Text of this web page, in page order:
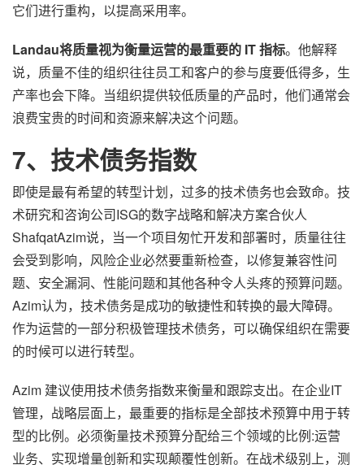
它们进行重构，以提高采用率。
Landau将质量视为衡量运营的最重要的 IT 指标。他解释
说，质量不佳的组织往往员工和客户的参与度要低得多，生
产率也会下降。当组织提供较低质量的产品时，他们通常会
浪费宝贵的时间和资源来解决这个问题。
7、技术债务指数
即使是最有希望的转型计划，过多的技术债务也会致命。技
术研究和咨询公司ISG的数字战略和解决方案合伙人
ShafqatAzim说，当一个项目匆忙开发和部署时，质量往往
会受到影响，风险企业必然要重新检查，以修复兼容性问
题、安全漏洞、性能问题和其他各种令人头疼的预算问题。
Azim认为，技术债务是成功的敏捷性和转换的最大障碍。
作为运营的一部分积极管理技术债务，可以确保组织在需要
的时候可以进行转型。
Azim 建议使用技术债务指数来衡量和跟踪支出。在企业IT
管理，战略层面上，最重要的指标是全部技术预算中用于转
型的比例。必须衡量技术预算分配给三个领域的比例:运营
业务、实现增量创新和实现颠覆性创新。在战术级别上，测